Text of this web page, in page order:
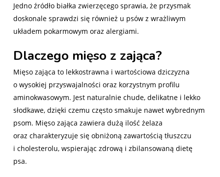
Jedno źródło białka zwierzęcego sprawia, że przysmak
doskonale sprawdzi się również u psów z wrażliwym
układem pokarmowym oraz alergiami.
Dlaczego mięso z zająca?
Mięso zająca to lekkostrawna i wartościowa dziczyzna
o wysokiej przyswajalności oraz korzystnym profilu
aminokwasowym. Jest naturalnie chude, delikatne i lekko
słodkawe, dzięki czemu często smakuje nawet wybrednym
psom. Mięso zająca zawiera dużą ilość żelaza
oraz charakteryzuje się obniżoną zawartością tłuszczu
i cholesterolu, wspierając zdrową i zbilansowaną dietę
psa.